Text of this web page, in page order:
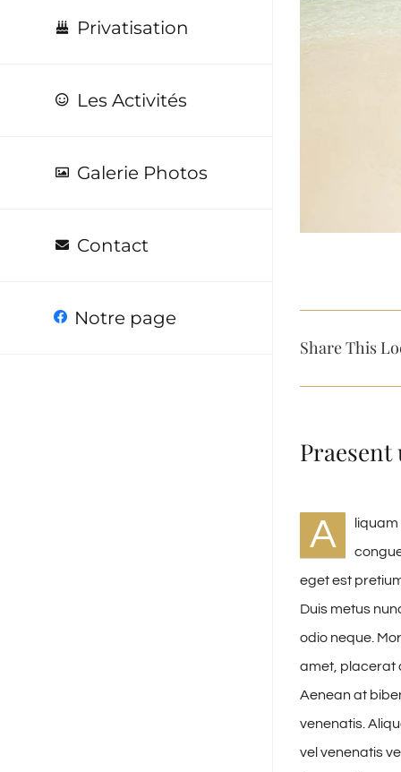
Privatisation
Les Activités
Galerie Photos
Contact
Notre page
Share This
A
eget est
Duis metus
odio neque.
amet, placerat
Aenean at
venenatis.
vel venenatis